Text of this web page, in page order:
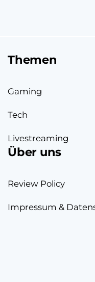
Themen
Gaming
Tech
Livestreaming
Über uns
Review Policy
Impressum &